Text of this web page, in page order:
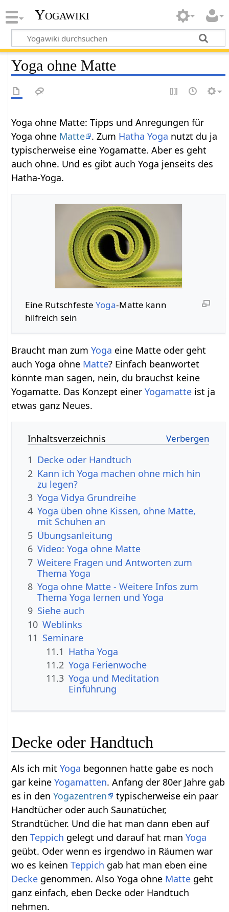
Yogawiki
Yoga ohne Matte
Yoga ohne Matte: Tipps und Anregungen für
Yoga ohne Matte . Zum Hatha Yoga nutzt du ja
typischerweise eine Yogamatte. Aber es geht
auch ohne. Und es gibt auch Yoga jenseits des
Hatha-Yoga.
Eine Rutschfeste Yoga-Matte kann
hilfreich sein
Braucht man zumYoga eine Matte oder geht
auch Yoga ohne Matte? Einfach beanwortet
könnte man sagen, nein, du brauchst keine
Yogamatte. Das Konzept einerYogamatte ist ja
etwas ganz Neues.
Inhaltsverzeichnis
1 Decke oder Handtuch
2 Kann ich Yoga machen ohne mich hin
zu legen?
3 Yoga Vidya Grundreihe
4 Yoga üben ohne Kissen, ohne Matte,
mit Schuhen an
5 Übungsanleitung
6 Video: Yoga ohne Matte
7 Weitere Fragen und Antworten zum
Thema Yoga
8 Yoga ohne Matte - Weitere Infos zum
Thema Yoga lernen und Yoga
9 Siehe auch
10 Weblinks
11 Seminare
11.1 Hatha Yoga
11.2 Yoga Ferienwoche
11.3 Yoga und Meditation
Einführung
Decke oder Handtuch
Als ich mitYoga begonnen hatte gabe es noch
gar keineYogamatten. Anfang der 80er Jahre gab
es in denYogazentren
typischerweise ein paar
Handtücher oder auch Saunatücher,
Strandtücher. Und die hat man dann eben auf
denTeppich gelegt und darauf hat manYoga
geübt. Oder wenn es irgendwo in Räumen war
wo es keinenTeppich gab hat man eben eine
Decke genommen. Also Yoga ohne Matte geht
ganz einfach, eben Decke oder Handtuch
nehmen.